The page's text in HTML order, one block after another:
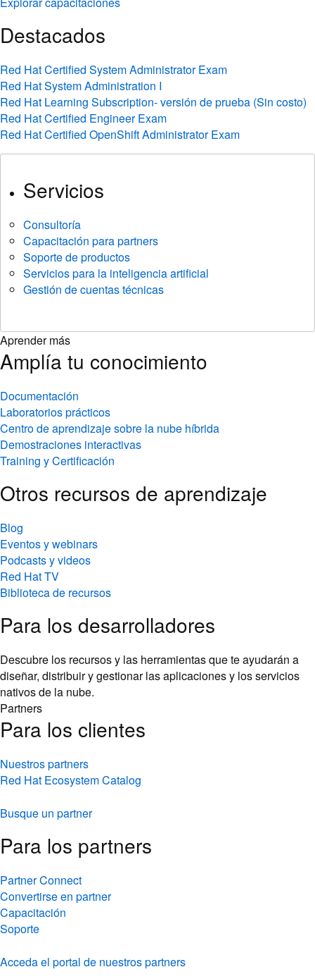
Destacados
Red Hat Certified System Administrator Exam
Red Hat System Administration I
Red Hat Learning Subscription- versión de prueba (Sin costo)
Red Hat Certified Engineer Exam
Red Hat Certified OpenShift Administrator Exam
Servicios
Consultoría
Capacitación para partners
Soporte de productos
Servicios para la inteligencia artificial
Gestión de cuentas técnicas
Aprender más
Amplía tu conocimiento
Documentación
Laboratorios prácticos
Centro de aprendizaje sobre la nube híbrida
Demostraciones interactivas
Training y Certificación
Otros recursos de aprendizaje
Blog
Eventos y webinars
Podcasts y videos
Red Hat TV
Biblioteca de recursos
Para los desarrolladores
Descubre los recursos y las herramientas que te ayudarán a
diseñar, distribuir y gestionar las aplicaciones y los servicios
nativos de la nube.
Partners
Para los clientes
Nuestros partners
Red Hat Ecosystem Catalog
Busque un partner
Para los partners
Partner Connect
Convertirse en partner
Capacitación
Soporte
Acceda el portal de nuestros partners